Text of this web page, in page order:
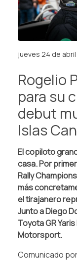
jueves 24 de
Rogelio
para su
debut
Islas
El copiloto
casa. Por
Rally
más
el tirajanero
Junto a Diego
Toyota GR
Motorsport.
Comunicado